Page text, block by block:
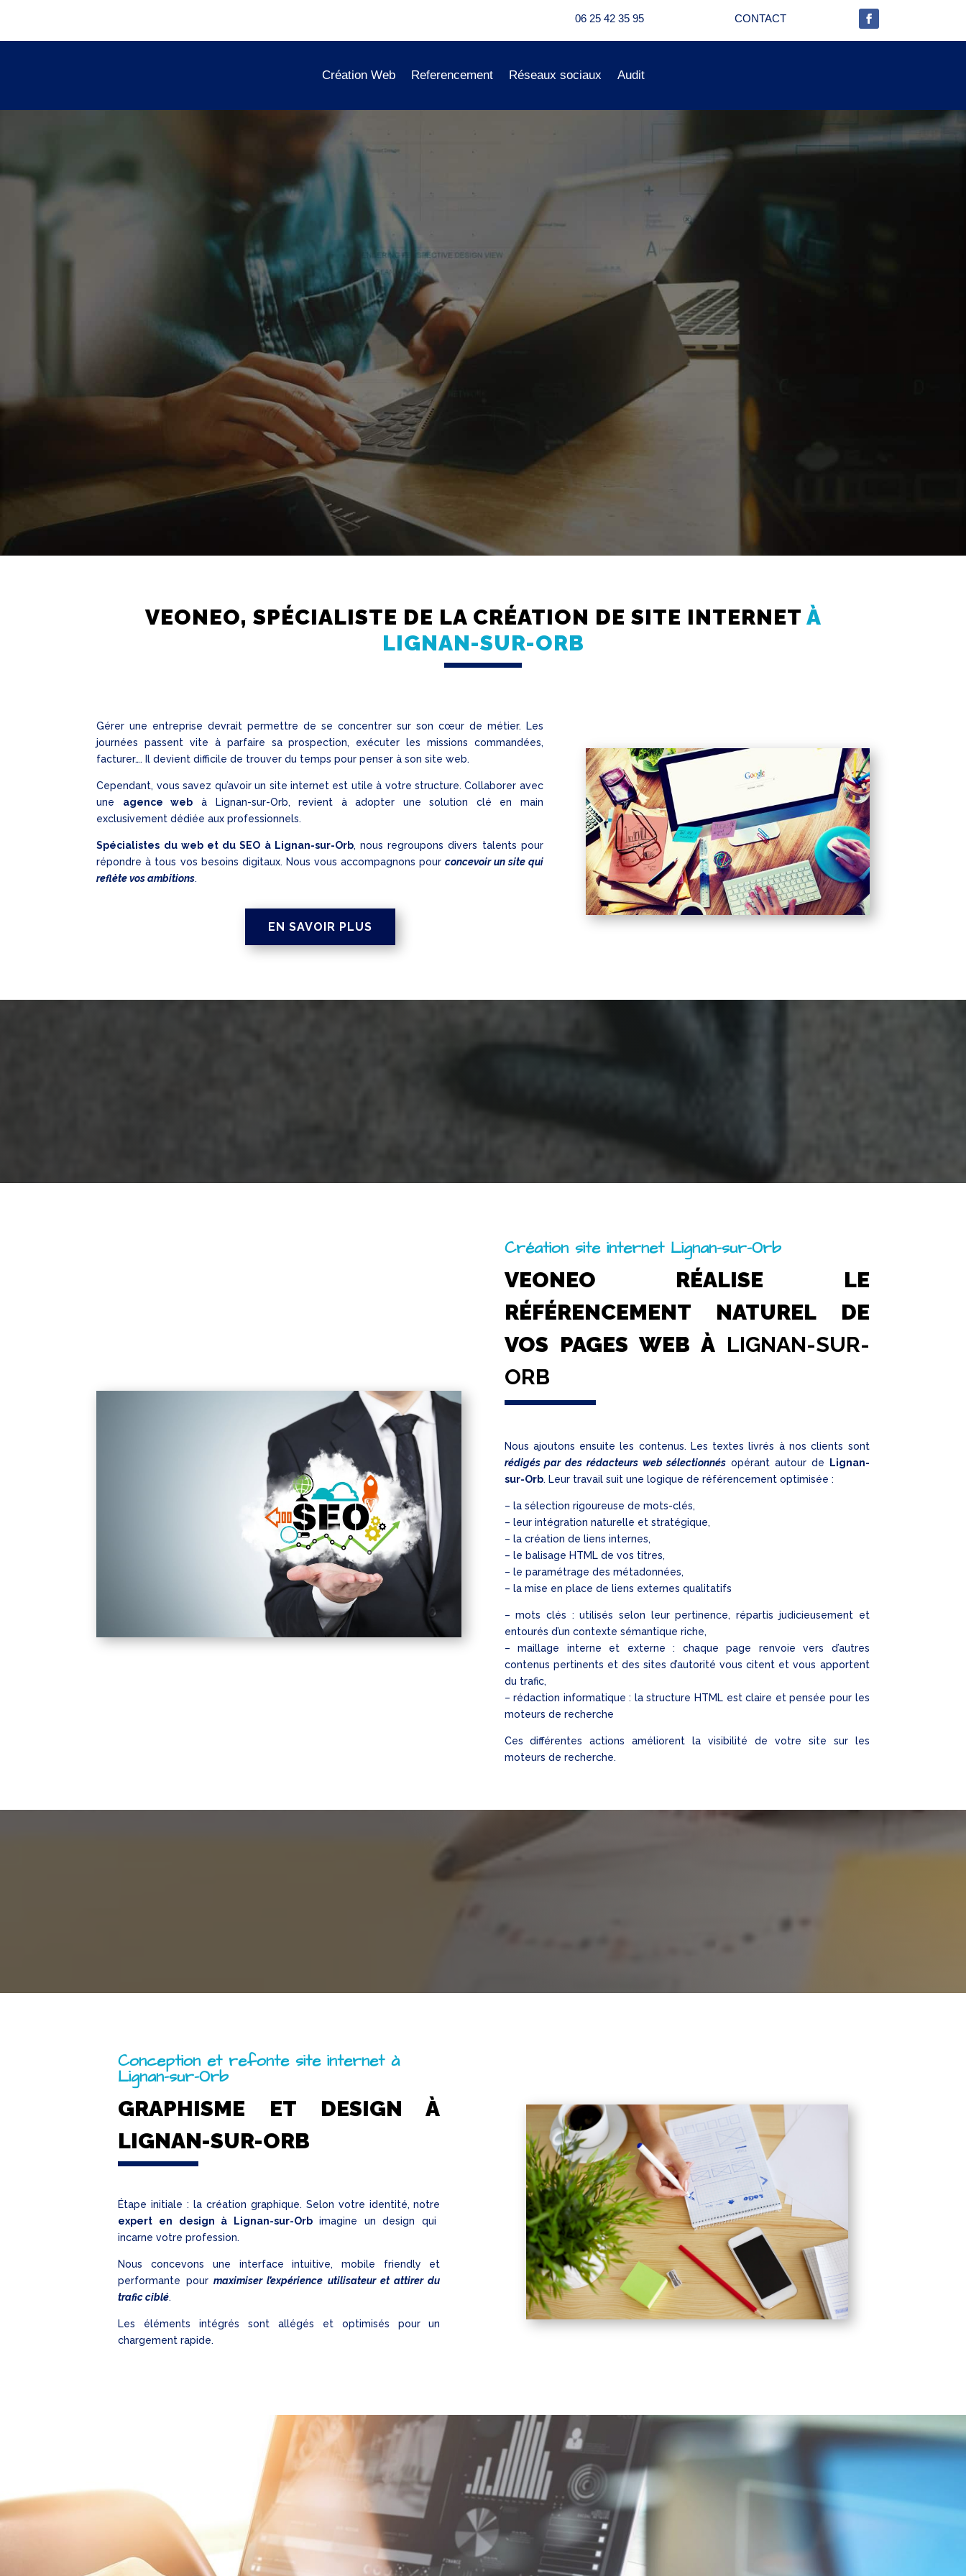
06 25 42 35 95 CONTACT
Création Web Referencement Réseaux sociaux Audit
VEONEO, SPÉCIALISTE DE LA CRÉATION DE SITE INTERNET À
LIGNAN-SUR-ORB
Gérer une entreprise devrait permettre de se concentrer sur son cœur de métier. Les
journées passent vite à parfaire sa prospection, exécuter les missions commandées,
facturer…. Il devient difficile de trouver du temps pour penser à son site web.
Cependant, vous savez qu’avoir un site internet est utile à votre structure. Collaborer avec
une agence web à Lignan-sur-Orb, revient à adopter une solution clé en main
exclusivement dédiée aux professionnels.
Spécialistes du web et du SEO à Lignan-sur-Orb, nous regroupons divers talents pour
répondre à tous vos besoins digitaux. Nous vous accompagnons pour concevoir un site qui
reflète vos ambitions.
EN SAVOIR PLUS
Création site internet Lignan-sur-Orb
VEONEO RÉALISE LE
RÉFÉRENCEMENT NATUREL DE
VOS PAGES WEB À LIGNAN-SUR-
ORB
Nous ajoutons ensuite les contenus. Les textes livrés à nos clients sont
rédigés par des rédacteurs web sélectionnés opérant autour de Lignan-
sur-Orb. Leur travail suit une logique de référencement optimisée :
– la sélection rigoureuse de mots-clés,
– leur intégration naturelle et stratégique,
– la création de liens internes,
– le balisage HTML de vos titres,
– le paramétrage des métadonnées,
– la mise en place de liens externes qualitatifs
– mots clés : utilisés selon leur pertinence, répartis judicieusement et
entourés d’un contexte sémantique riche,
– maillage interne et externe : chaque page renvoie vers d’autres
contenus pertinents et des sites d’autorité vous citent et vous apportent
du trafic,
– rédaction informatique : la structure HTML est claire et pensée pour les
moteurs de recherche
Ces différentes actions améliorent la visibilité de votre site sur les
moteurs de recherche.
Conception et refonte site internet à
Lignan-sur-Orb
GRAPHISME ET DESIGN À
LIGNAN-SUR-ORB
Étape initiale : la création graphique. Selon votre identité, notre
expert en design à Lignan-sur-Orbimagine un design qui
incarne votre profession.
Nous concevons une interface intuitive, mobile friendly et
performante pour maximiser l’expérience utilisateur et attirer du
trafic ciblé.
Les éléments intégrés sont allégés et optimisés pour un
chargement rapide.